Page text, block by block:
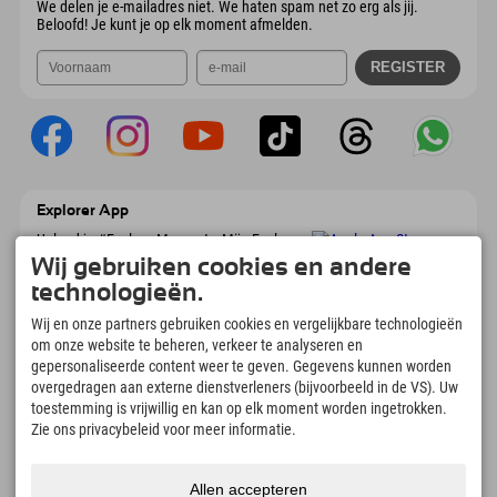
We delen je e-mailadres niet. We haten spam net zo erg als jij.
Beloofd! Je kunt je op elk moment afmelden.
Explorer App
Upload je #ExplorerMoments, Mijn Explorer
To Go met een boekingsoverzicht, bucketlist,
restaurantoverzicht en nog veel meer.
Download nu!
Tijd voor ontdekkingsmomenten
166
Bergmeren en
avonturenzwembaden
4.634km
Pistes voor skiën en
aan
Wij gebruiken cookies en andere
technologieën.
Wij en onze partners gebruiken cookies en vergelijkbare technologieën
om onze website te beheren, verkeer te analyseren en
gepersonaliseerde content weer te geven. Gegevens kunnen worden
overgedragen aan externe dienstverleners (bijvoorbeeld in de VS). Uw
toestemming is vrijwillig en kan op elk moment worden ingetrokken.
Zie ons privacybeleid voor meer informatie.
Allen accepteren